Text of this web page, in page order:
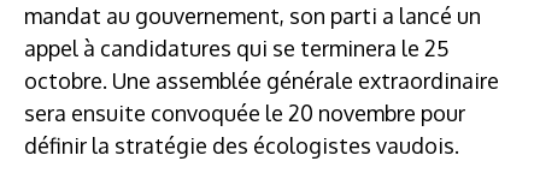
mandat au gouvernement, son parti a lancé un
appel à candidatures qui se terminera le 25
octobre. Une assemblée générale extraordinaire
sera ensuite convoquée le 20 novembre pour
définir la stratégie des écologistes vaudois.